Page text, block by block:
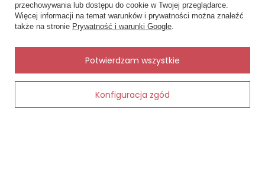
Dodaj do koszyka
MOJE KONTO
INFORMACJE
×
✨ Asystent zakupowy
Napisz czego szukasz — pokażę
gotowe propozycje.
przechowywania lub dostępu do cookie w Twojej przeglądarce.
Więcej informacji na temat warunków i prywatności można znaleźć
także na stronie Prywatność i warunki Google.
Konfiguracja zgód
Potwierdzam wszystkie